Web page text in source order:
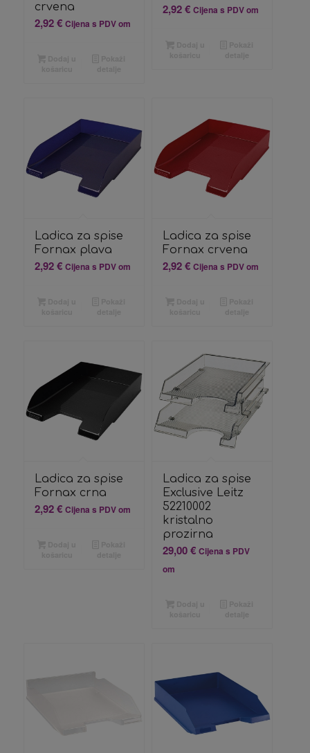
crvena
2,92€ Cijena s PDV om
2,92€ Cijena s PDV om
Ladica za spise
Fornax plava
2,92€ Cijena s PDV om
Ladica za spise
Fornax crvena
2,92€ Cijena s PDV om
Ladica za spise
Fornax crna
2,92€ Cijena s PDV om
Ladica za spise
Exclusive Leitz
52210002
kristalno
prozirna
29,00€ Cijena s PDV
om